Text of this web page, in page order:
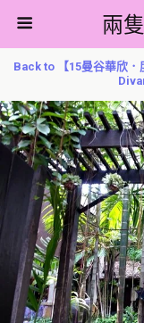
兩
Back to 【15曼谷華欣．